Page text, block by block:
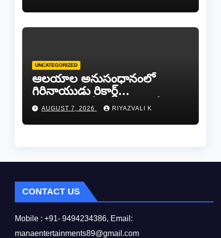
UNCATEGORIZED
ఆలయాల అనుసంధానంలో
గిరినాయుడు రికార్డ్
దారినేర్పరి..రోడ్డు నిర్మాణంతో పాటు
గోవుల సంరక్షణకు ప్రాణప్రతిష్ఠ!..
AUGUST 7, 2026 RIYAZVALI K
CONTACT US
Mobile : +91- 9494234386, Email:
manaentertainments89@gmail.com